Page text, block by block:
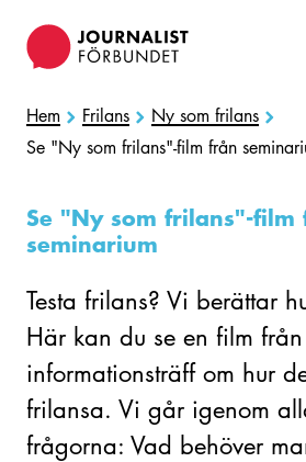
Hem Frilans
Ny som frilans
Se "Ny som frilans"-film från
Se "Ny som frilans"-film
seminarium
Testa frilans? Vi berättar
Här kan du se en film
informationsträff om hur
frilansa. Vi går igenom
frågorna: Vad behöver